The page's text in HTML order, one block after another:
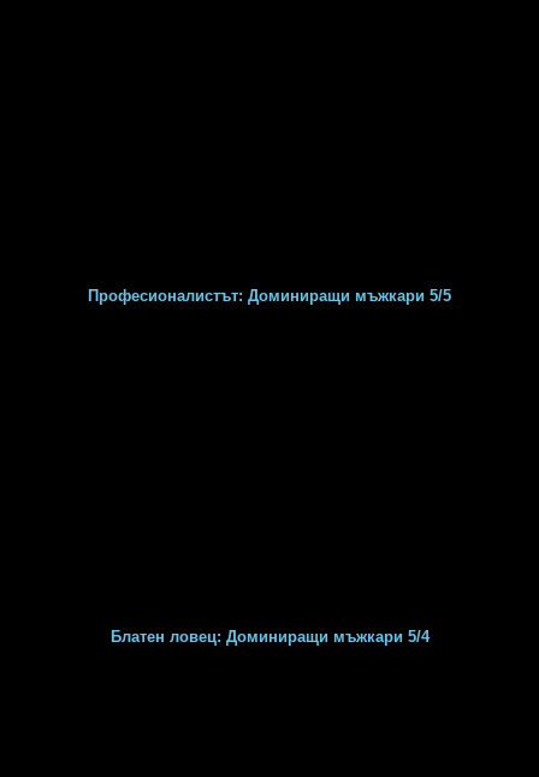
Професионалистът: Доминиращи мъжкари 5/5
Блатен ловец: Доминиращи мъжкари 5/4